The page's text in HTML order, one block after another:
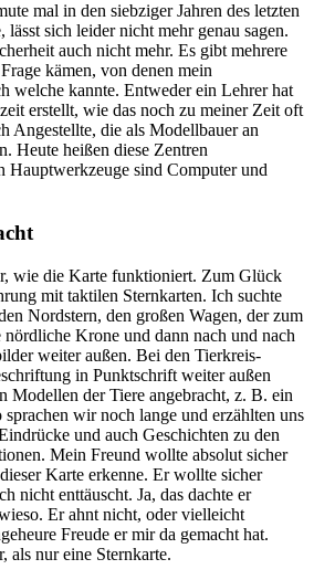
mal in den siebziger Jahren des letzten
lässt sich leider nicht mehr genau sagen.
auch nicht mehr. Es gibt mehrere
kämen, von denen mein
welche kannte. Entweder ein Lehrer hat
erstellt, wie das noch zu meiner Zeit oft
Angestellte, die als Modellbauer an
Heute heißen diese Zentren
Hauptwerkzeuge sind Computer und
wie die Karte funktioniert. Zum Glück
mit taktilen Sternkarten. Ich suchte
Nordstern, den großen Wagen, der zum
Krone und dann nach und nach
weiter außen. Bei den Tierkreis-
in Punktschrift weiter außen
Modellen der Tiere angebracht, z. B. ein
wir noch lange und erzählten uns
und auch Geschichten zu den
Mein Freund wollte absolut sicher
Karte erkenne. Er wollte sicher
nicht enttäuscht. Ja, das dachte er
Er ahnt nicht, oder vielleicht
Freude er mir da gemacht hat.
als nur eine Sternkarte.